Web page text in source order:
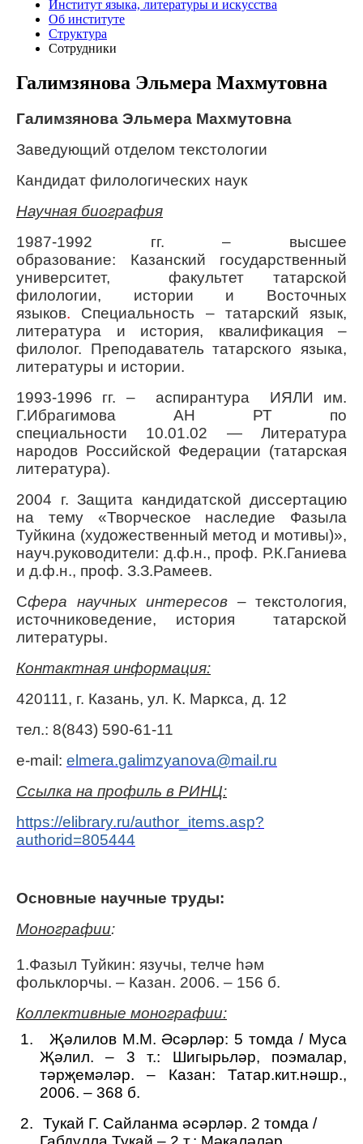
Институт языка, литературы и искусства
Об институте
Структура
Сотрудники
Галимзянова Эльмера Махмутовна
Галимзянова Эльмера Махмутовна
Заведующий отделом текстологии
Кандидат филологических наук
Научная биография
1987-1992 гг. – высшее
образование: Казанский государственный
университет,
факультет татарской
филологии, истории и Восточных
языков. Специальность – татарский язык,
литература и история, квалификация –
филолог. Преподаватель татарского языка,
литературы и истории.
1993-1996 гг. – аспирантура ИЯЛИ им.
Г.Ибрагимова АН РТ по
специальности 10.01.02 — Литература
народов Российской Федерации (татарская
литература).
2004 г. Защита кандидатской диссертацию
на тему «Творческое наследие Фазыла
Туйкина (художественный метод и мотивы)»,
науч.руководители: д.ф.н., проф. Р.К.Ганиева
и д.ф.н., проф. З.З.Рамеев.
Сфера научных интересов – текстология,
источниковедение, история татарской
литературы.
Контактная информация:
420111, г. Казань, ул. К. Маркса, д. 12
тел.: 8(843) 590-61-11
e-mail: elmera.galimzyanova@mail.ru
Ссылка на профиль в РИНЦ:
https://elibrary.ru/author_items.asp?
authorid=805444
Основные научные труды:
Монографии:
1.Фазыл Туйкин: язучы, телче һәм
фольклорчы. – Казан. 2006. – 156 б.
Коллективные монографии:
1.
Җәлилов М.М. Әсәрләр: 5 томда / Муса
Җәлил. – 3 т.: Шигырьләр, поэмалар,
тәрҗемәләр. – Казан: Татар.кит.нәшр.,
2006. – 368 б.
2.
Тукай Г. Сайланма әсәрләр. 2 томда /